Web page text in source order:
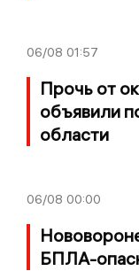
06/08 01:57
Прочь от
объявили
области
06/08 00:00
БПЛА-